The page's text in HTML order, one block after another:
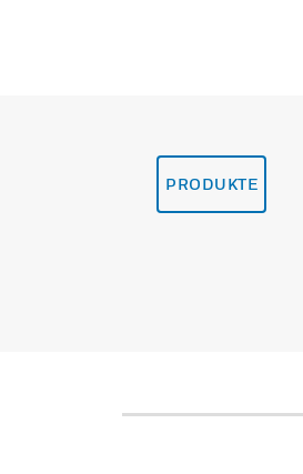
PRODUKTE